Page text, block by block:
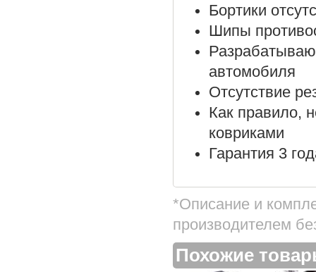
Бортики
Шипы
автомобиля
Отсутствие
Как правило,
ковриками
Гарантия 3
*Описание и
производителем
Похожие